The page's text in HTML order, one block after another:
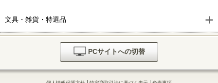
文具・雑貨・特選品
PCサイトへの切替